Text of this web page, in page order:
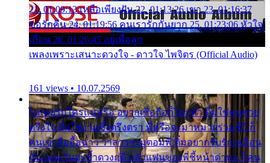
21. 01:09:13 เหลือเพียงฝัน 22. 01:13:26 เขา 23. 01:16:37
ขอรักคืน 24. 01:19:56 คนเรารักกันยาก 25. 01:23:06 หัวใจ
เถื่อน 26. 01:26:45 อยู่เพื่อลูก
เพลงเพราะเสนาะดวงใจ - ดาวใจ ไพจิตร (Official Audio)
161 views • 10.07.2569
ไม่เคยรักใครแน่หรือ อยากเชื่อถือก็ไม่กล้า ติ๋มใช่คนสวย
ตรึงใจ ติ๋มใช่งามซึ้งตรึงตรา พี่หรือจะมาหมายร่วมชีวี ก็
คนเขาลืออื้อฉาว ว่าสาวๆรุมตอมพี่ ติ๋มอยากรับรักเหมือน
กัน แต่หวั่นจะช้ำดวงฤดี กลัวแฟนของพี่ชี้หน้าด่าทอ ก็คน